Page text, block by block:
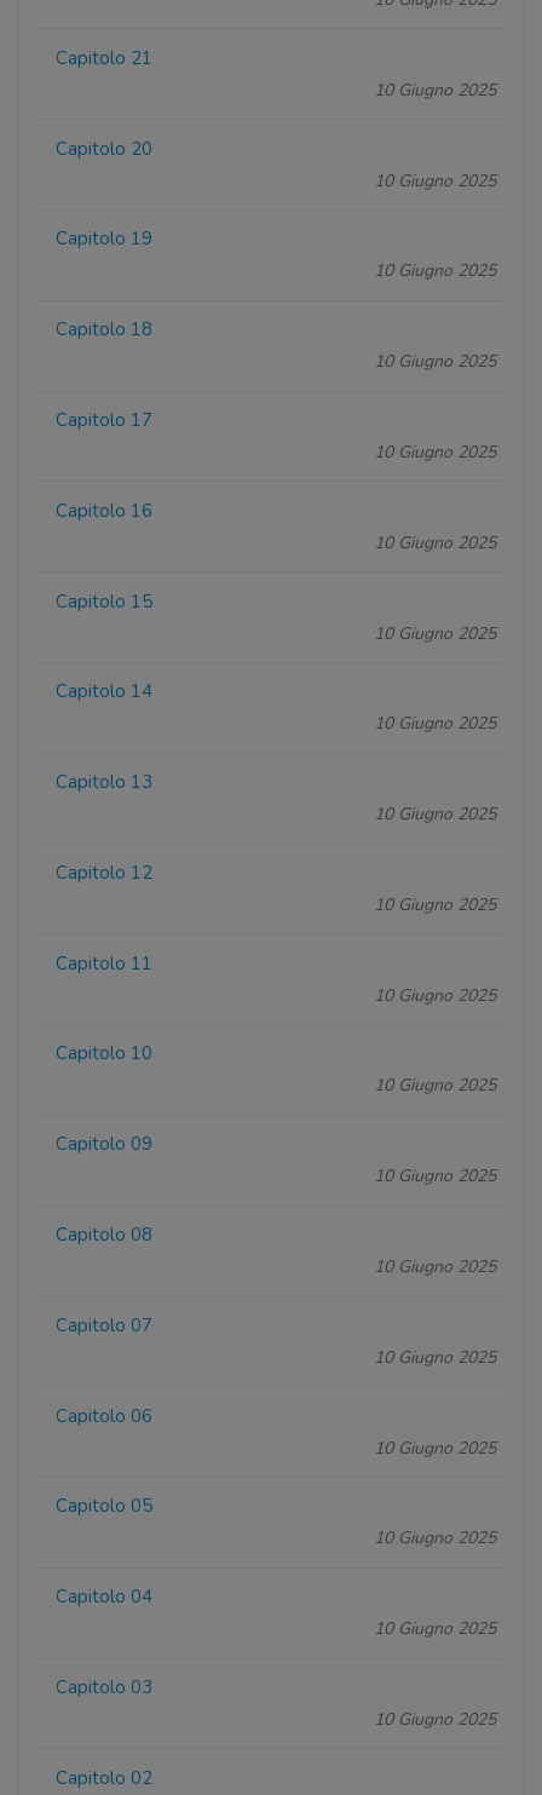
Capitolo 21
10 Giugno 2025
Capitolo 20
10 Giugno 2025
Capitolo 19
10 Giugno 2025
Capitolo 18
10 Giugno 2025
Capitolo 17
10 Giugno 2025
Capitolo 16
10 Giugno 2025
Capitolo 15
10 Giugno 2025
Capitolo 14
10 Giugno 2025
Capitolo 13
10 Giugno 2025
Capitolo 12
10 Giugno 2025
Capitolo 11
10 Giugno 2025
Capitolo 10
10 Giugno 2025
Capitolo 09
10 Giugno 2025
Capitolo 08
10 Giugno 2025
Capitolo 07
10 Giugno 2025
Capitolo 06
10 Giugno 2025
Capitolo 05
10 Giugno 2025
Capitolo 04
10 Giugno 2025
Capitolo 03
10 Giugno 2025
Capitolo 02